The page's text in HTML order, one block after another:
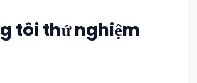
tôi thử nghiệm